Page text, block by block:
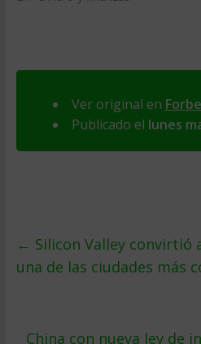
Ver original en
Publicado el lunes
← Silicon Valley convirtió
una de las ciudades más
China con nueva ley de